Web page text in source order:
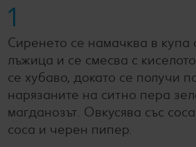
1
Сиренето се намачква в купа
лъжица и се смесва с
се хубаво, докато се получи
нарязаните на ситно пера
магданозът. Овкусява със
соса и черен пипер.